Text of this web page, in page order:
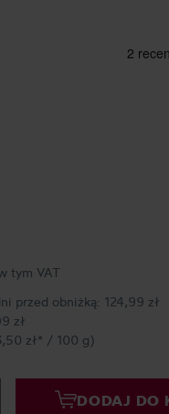
tym VAT
przed obniżką: 124,99 zł
zł
zł* / 100 g)
DODAJ DO